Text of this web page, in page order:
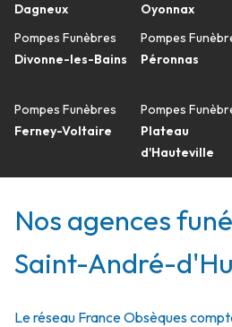
Dagneux
Pompes Funèbres
Divonne-les-Bains
Pompes Funèbres
Ferney-Voltaire
Oyonnax
Pompes
Péronnas
Pompes
Plateau
d'Hauteville
Nos agences
Saint-André-
Le réseau France Obsèques